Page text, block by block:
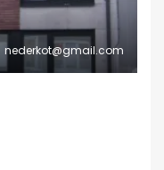
nederkot@gmail.com